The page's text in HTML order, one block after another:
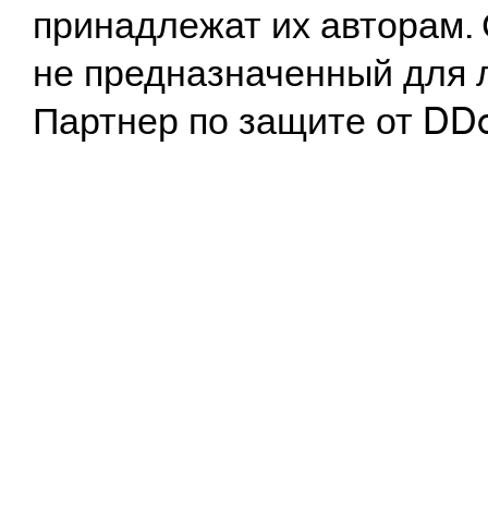
принадлежат их
не предназначенный
Партнер по защите от